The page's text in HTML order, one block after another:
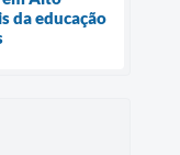
da educação